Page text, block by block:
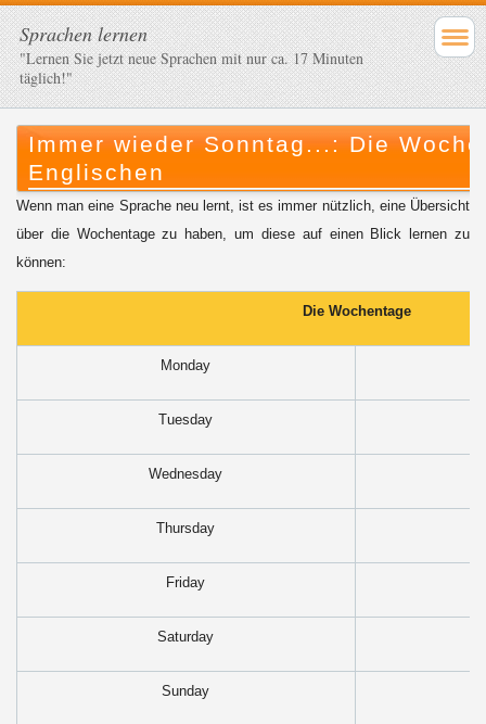
Sprachen lernen
"Lernen Sie jetzt neue Sprachen mit nur ca. 17 Minuten
täglich!"
Immer wieder Sonntag...: Die
Englischen
Wenn man eine Sprache neu lernt, ist es immer nützlich, eine Übersicht
über die Wochentage zu haben, um diese auf einen Blick lernen zu
können:
Die Wochentage
Monday
Tuesday
Wednesday
Thursday
Friday
Saturday
Sunday